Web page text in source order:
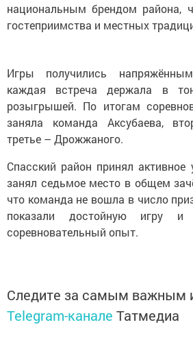
национальным брендом района,
гостеприимства и местных
Игры получились
каждая встреча держала в
розыгрышей. По итогам
заняла команда Аксубаева,
третье – Дрожжаного.
Спасский район принял активное
занял седьмое место в общем
что команда не вошла в число
показали достойную игру и
соревновательный опыт.
Следите за самым важным
Telegram-канале Татмедиа